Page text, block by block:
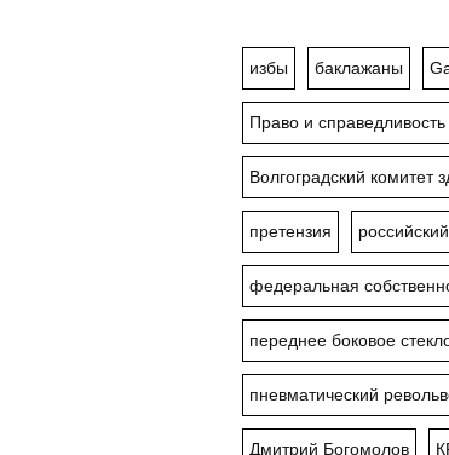
избы баклажаны
Право и справедливость
Волгоградский комитет
претензия
федеральная
переднее боковое
пневматический
Дмитрий Богомолов